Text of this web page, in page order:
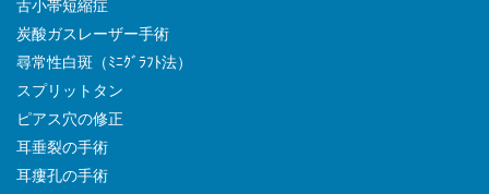
舌小帯短縮症
炭酸ガスレーザー手術
尋常性白斑（ﾐﾆｸﾞﾗﾌﾄ法）
スプリットタン
ピアス穴の修正
耳垂裂の手術
耳瘻孔の手術